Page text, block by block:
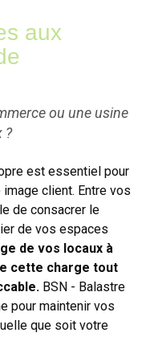
aux
ou une usine
?
est essentiel pour
client. Entre vos
de consacrer le
de vos espaces
de vos locaux à
cette charge tout
BSN - Balastre
pour maintenir vos
que soit votre